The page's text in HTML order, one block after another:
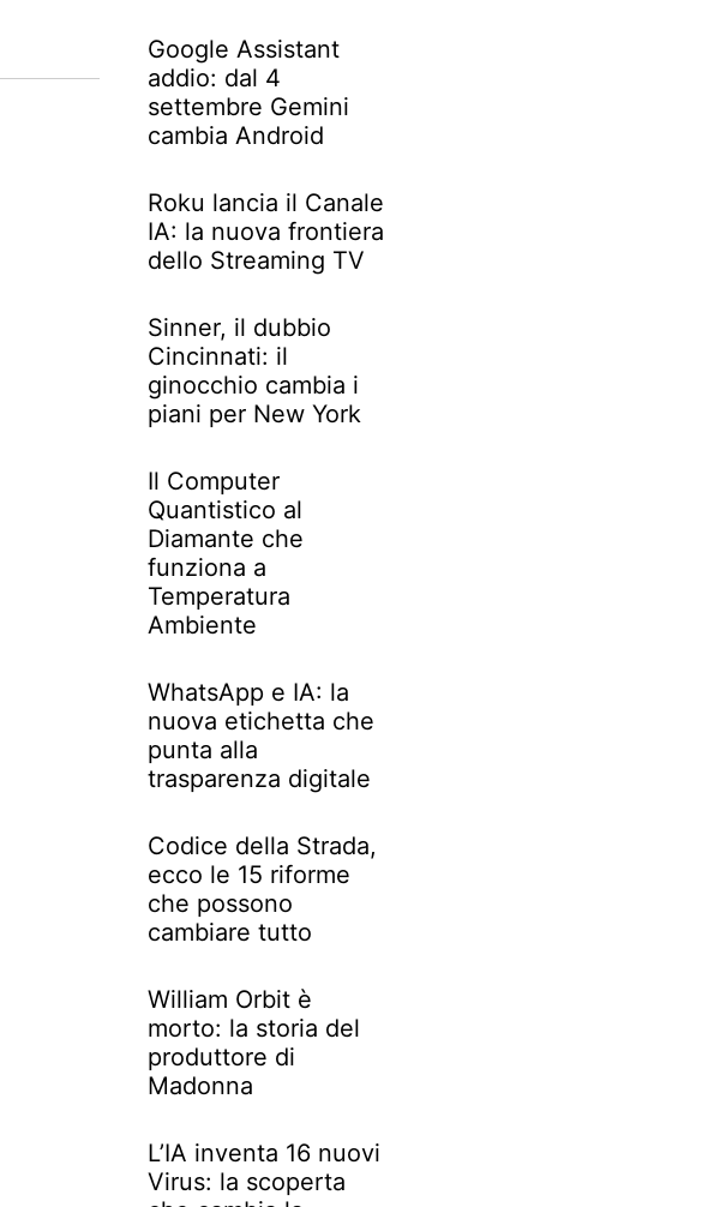
Google Assistant
addio: dal 4
settembre Gemini
cambia Android
Roku lancia il Canale
IA: la nuova frontiera
dello Streaming TV
Sinner, il dubbio
Cincinnati: il
ginocchio cambia i
piani per New York
Il Computer
Quantistico al
Diamante che
funziona a
Temperatura
Ambiente
WhatsApp e IA: la
nuova etichetta che
punta alla
trasparenza digitale
Codice della Strada,
ecco le 15 riforme
che possono
cambiare tutto
William Orbit è
morto: la storia del
produttore di
Madonna
L’IA inventa 16 nuovi
Virus: la scoperta